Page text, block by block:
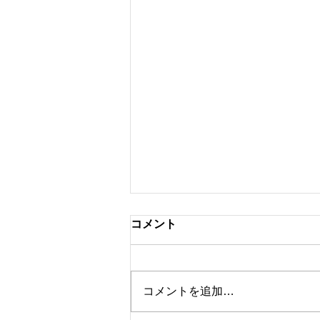
コメント
コメントを追加…